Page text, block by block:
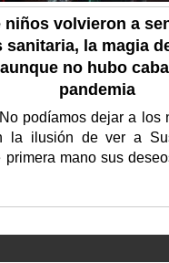
niños volvieron a
sanitaria, la magia
no hubo
pandemia
podíamos dejar a los
la ilusión de ver a
primera mano sus